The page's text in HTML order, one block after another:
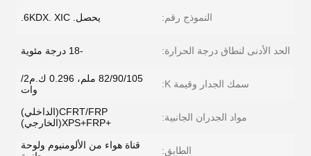
النموذج رقم: يحصل. 6KDX. XIC.
الحد الأدنى لنطاق درجة الحرارة: -18 درجة مئوية
سمك الجدار وقيمة K:
82/90/105 ملم، 0.296 ك.م2/
وات
مواد الجدران الجانبية:
CFRT/FRP(الداخلي)
+XPS+FRP(الخارجي)
الطابق:
قناة هواء من الألومنيوم ولوحة